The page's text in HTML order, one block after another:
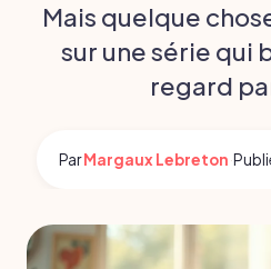
Mais quelque
sur une série qui
regard
ParMargaux Lebreton·